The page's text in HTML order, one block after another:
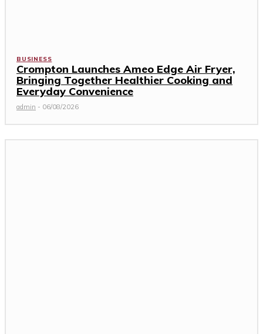
BUSINESS
Crompton Launches Ameo Edge Air Fryer,
Bringing Together Healthier Cooking and
Everyday Convenience
admin - 06/08/2026